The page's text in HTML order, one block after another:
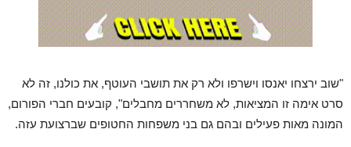
"שוב ירצחו יאנסו וישרפו ולא רק את תושבי העוטף, את כולנו, זה לא
סרט אימה זו המציאות, לא משחררים מחבלים", קובעים חברי הפורום,
המונה מאות פעילים ובהם גם בני משפחות החטופים שברצועת עזה.